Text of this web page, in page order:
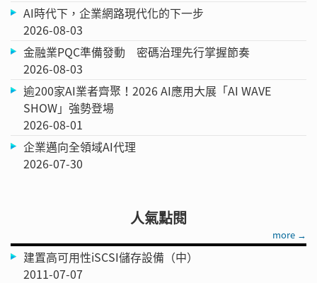
AI時代下，企業網路現代化的下一步
2026-08-03
金融業PQC準備發動 密碼治理先行掌握節奏
2026-08-03
逾200家AI業者齊聚！2026 AI應用大展「AI WAVE
SHOW」強勢登場
2026-08-01
企業邁向全領域AI代理
2026-07-30
人氣點閱
more →
建置高可用性iSCSI儲存設備（中）
2011-07-07